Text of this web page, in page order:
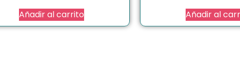
Añadir al carrito Añadir al